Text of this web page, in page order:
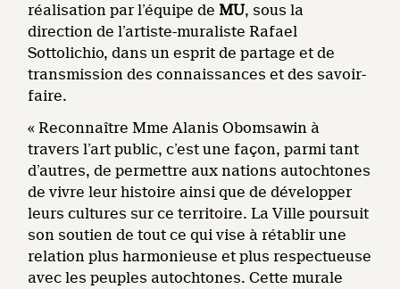
réalisation par l’équipe de MU, sous la
direction de l’artiste-muraliste Rafael
Sottolichio, dans un esprit de partage et de
transmission des connaissances et des savoir-
faire.
« Reconnaître Mme Alanis Obomsawin à
travers l’art public, c’est une façon, parmi tant
d’autres, de permettre aux nations autochtones
de vivre leur histoire ainsi que de développer
leurs cultures sur ce territoire. La Ville poursuit
son soutien de tout ce qui vise à rétablir une
relation plus harmonieuse et plus respectueuse
avec les peuples autochtones. Cette murale